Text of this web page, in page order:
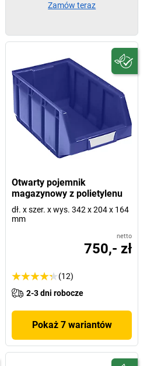
Otwarty pojemnik
magazynowy z polietylenu
dł. x szer. x wys. 342 x 204 x 164
mm
netto
750,- zł
(12)
2-3 dni robocze
Pokaż 7 wariantów
Zamów teraz